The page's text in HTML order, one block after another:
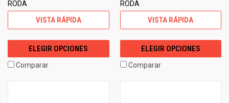
RODA
VISTA RÁPIDA
ELEGIR OPCIONES
Comparar
RODA
VISTA RÁPIDA
ELEGIR OPCIONES
Comparar